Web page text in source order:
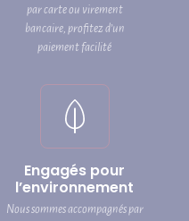
par carte ou virement
bancaire, profitez d’un
paiement facilité
Engagés pour
l’environnement
Nous sommes accompagnés par